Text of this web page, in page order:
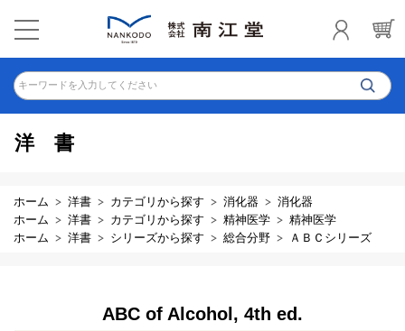
キーワードを入力してください
洋書
ホーム 洋書 カテゴリから探す 消化器
消化器
ホーム
洋書 カテゴリから探す 精神医学
精神医学
ホーム
洋書 シリーズから探す 総合分野 ＡＢＣシリーズ
ABC of Alcohol, 4th ed.